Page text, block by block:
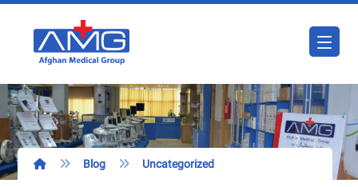
Blog Uncategorized